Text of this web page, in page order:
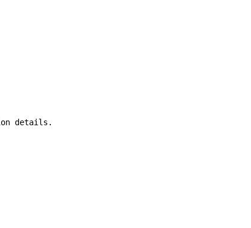
details.